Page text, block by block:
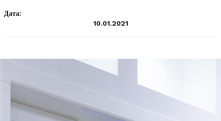
Дата:
10.01.2021